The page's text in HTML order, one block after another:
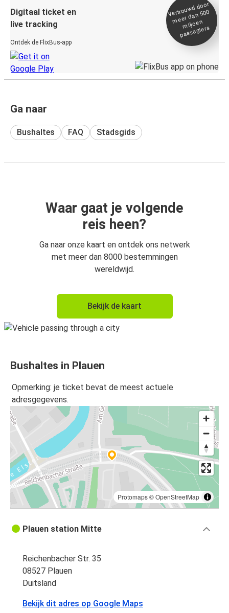
Digitaal ticket en
live tracking
Ontdek de FlixBus-app
Vertrou
wd door
meer dan 500
miljoen
passagiers
Ga naar
Bushaltes FAQ Stadsgids
Waar gaat je volgende
reis heen?
Ga naar onze kaart en ontdek ons netwerk
met meer dan 8000 bestemmingen
wereldwijd.
Bekijk de kaart
Bushaltes in Plauen
Opmerking: je ticket bevat de meest actuele
adresgegevens.
Protomaps©OpenStreetMap
Plauen station Mitte
Reichenbacher Str. 35
08527 Plauen
Duitsland
Bekijk dit adres op Google Maps